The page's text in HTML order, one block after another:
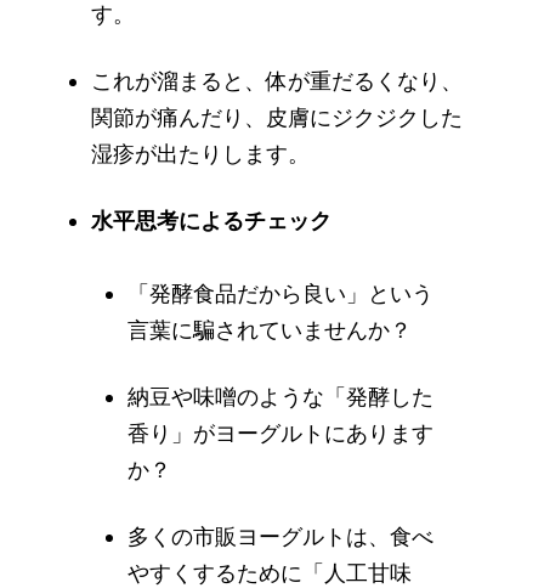
す。
これが溜まると、体が重だるくなり、
関節が痛んだり、皮膚にジクジクした
湿疹が出たりします。
水平思考によるチェック
「発酵食品だから良い」という
言葉に騙されていませんか？
納豆や味噌のような「発酵した
香り」がヨーグルトにあります
か？
多くの市販ヨーグルトは、食べ
やすくするために「人工甘味